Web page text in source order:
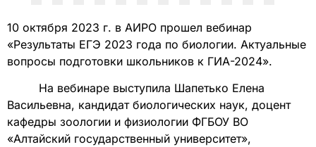
10 октября 2023 г. в АИРО прошел вебинар
«Результаты ЕГЭ 2023 года по биологии. Актуальные
вопросы подготовки школьников к ГИА-2024».
На вебинаре выступила Шапетько Елена
Васильевна, кандидат биологических наук, доцент
кафедры зоологии и физиологии ФГБОУ ВО
«Алтайский государственный университет»,